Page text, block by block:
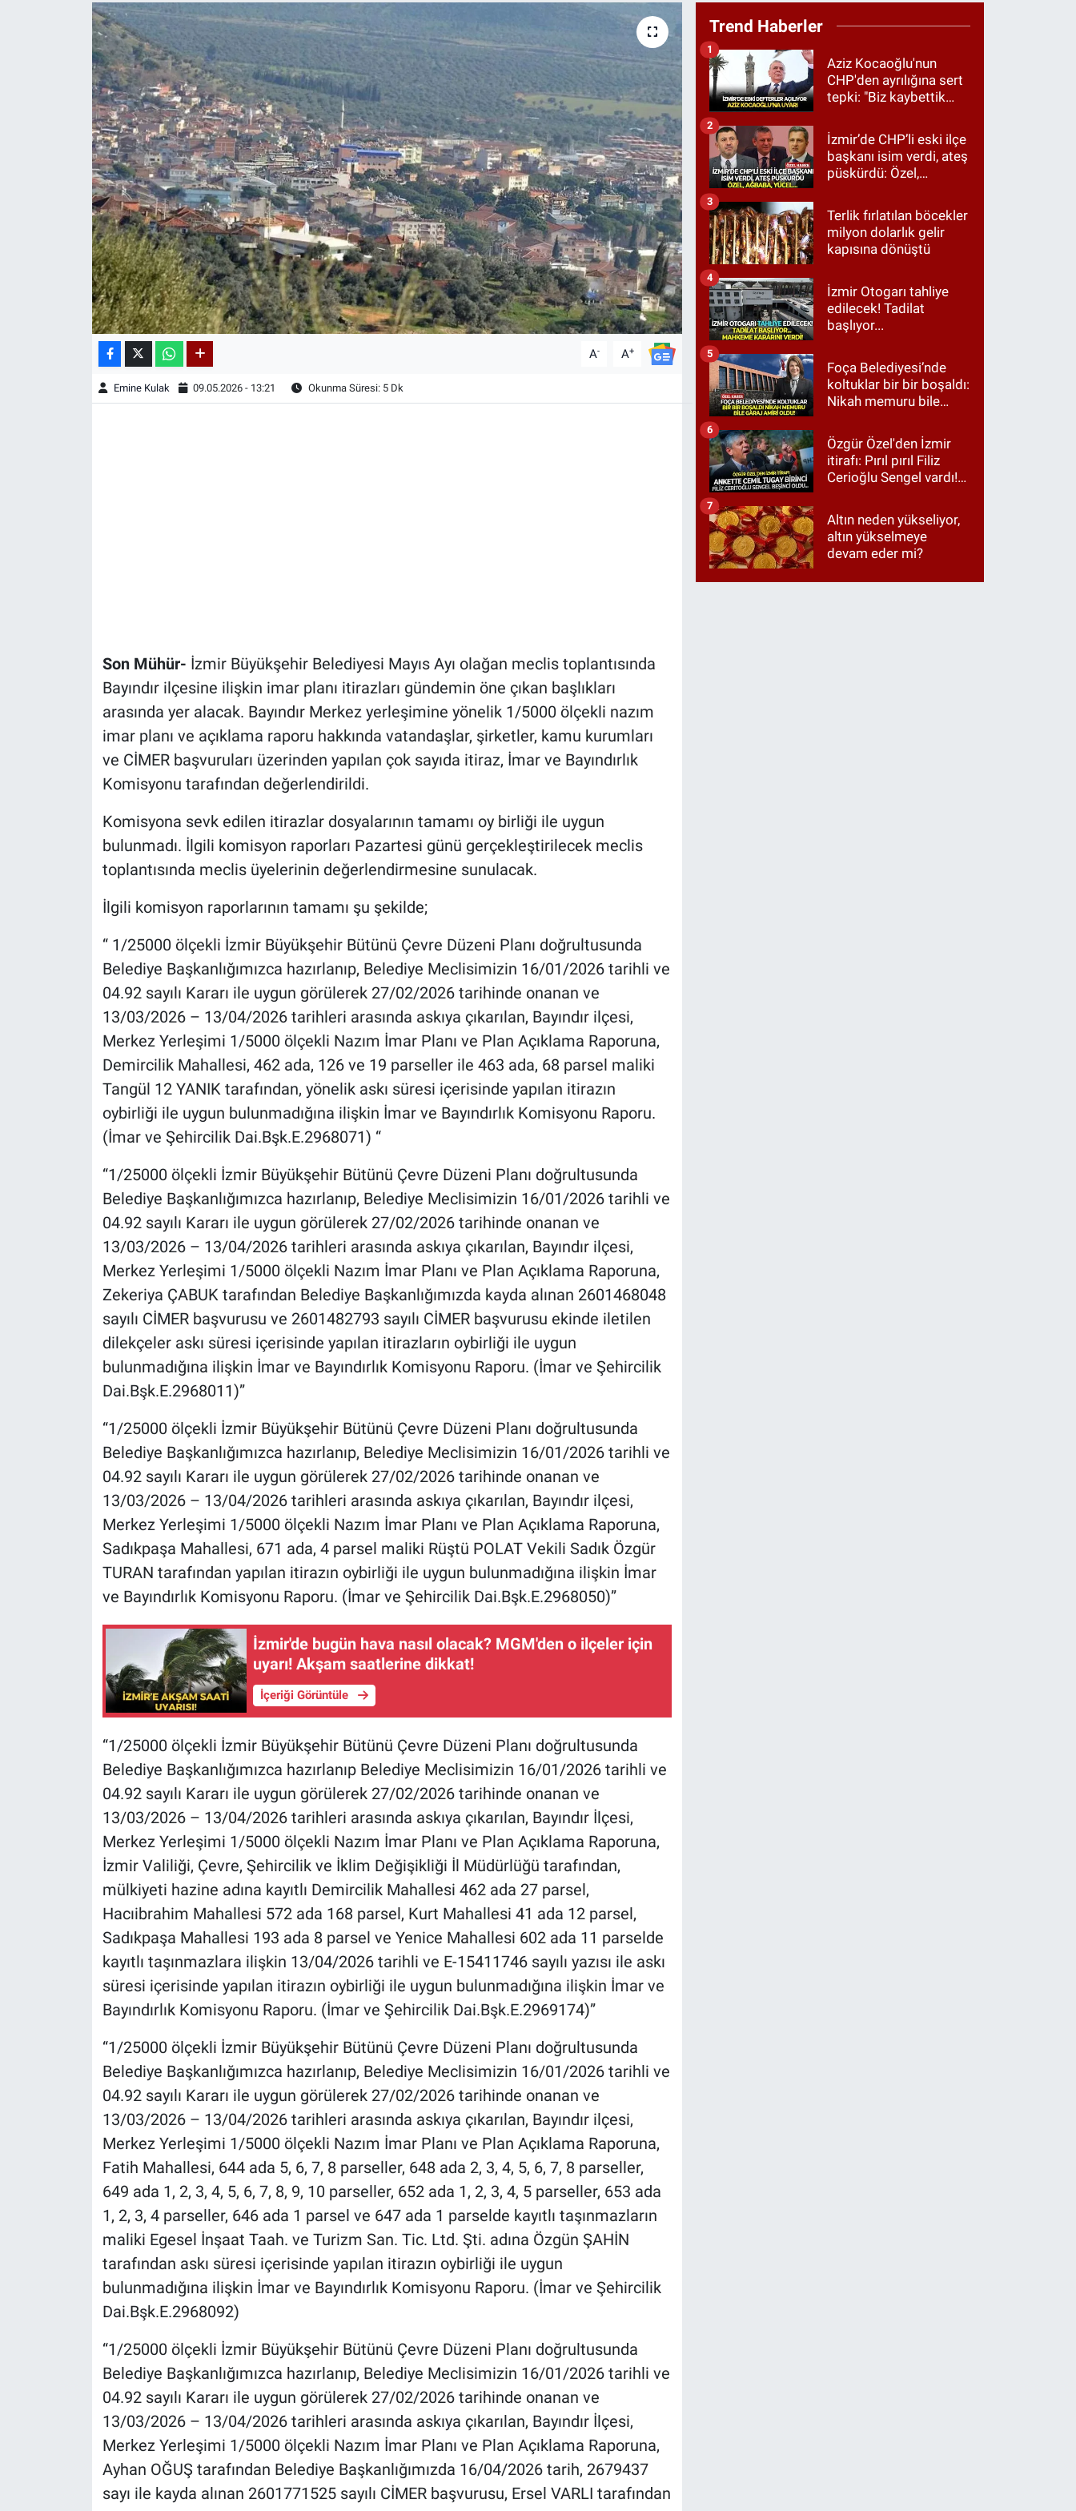
A- A+
Emine Kulak 09.05.2026 - 13:21 Okunma Süresi: 5 Dk
Son Mühür- İzmir Büyükşehir Belediyesi Mayıs Ayı olağan meclis toplantısında
Bayındır ilçesine ilişkin imar planı itirazları gündemin öne çıkan başlıkları
arasında yer alacak. Bayındır Merkez yerleşimine yönelik 1/5000 ölçekli nazım
imar planı ve açıklama raporu hakkında vatandaşlar, şirketler, kamu kurumları
ve CİMER başvuruları üzerinden yapılan çok sayıda itiraz, İmar ve Bayındırlık
Komisyonu tarafından değerlendirildi.
Komisyona sevk edilen itirazlar dosyalarının tamamı oy birliği ile uygun
bulunmadı. İlgili komisyon raporları Pazartesi günü gerçekleştirilecek meclis
toplantısında meclis üyelerinin değerlendirmesine sunulacak.
İlgili komisyon raporlarının tamamı şu şekilde;
“ 1/25000 ölçekli İzmir Büyükşehir Bütünü Çevre Düzeni Planı doğrultusunda
Belediye Başkanlığımızca hazırlanıp, Belediye Meclisimizin 16/01/2026 tarihli ve
04.92 sayılı Kararı ile uygun görülerek 27/02/2026 tarihinde onanan ve
13/03/2026 – 13/04/2026 tarihleri arasında askıya çıkarılan, Bayındır ilçesi,
Merkez Yerleşimi 1/5000 ölçekli Nazım İmar Planı ve Plan Açıklama Raporuna,
Demircilik Mahallesi, 462 ada, 126 ve 19 parseller ile 463 ada, 68 parsel maliki
Tangül 12 YANIK tarafından, yönelik askı süresi içerisinde yapılan itirazın
oybirliği ile uygun bulunmadığına ilişkin İmar ve Bayındırlık Komisyonu Raporu.
(İmar ve Şehircilik Dai.Bşk.E.2968071) “
“1/25000 ölçekli İzmir Büyükşehir Bütünü Çevre Düzeni Planı doğrultusunda
Belediye Başkanlığımızca hazırlanıp, Belediye Meclisimizin 16/01/2026 tarihli ve
04.92 sayılı Kararı ile uygun görülerek 27/02/2026 tarihinde onanan ve
13/03/2026 – 13/04/2026 tarihleri arasında askıya çıkarılan, Bayındır ilçesi,
Merkez Yerleşimi 1/5000 ölçekli Nazım İmar Planı ve Plan Açıklama Raporuna,
Zekeriya ÇABUK tarafından Belediye Başkanlığımızda kayda alınan 2601468048
sayılı CİMER başvurusu ve 2601482793 sayılı CİMER başvurusu ekinde iletilen
dilekçeler askı süresi içerisinde yapılan itirazların oybirliği ile uygun
bulunmadığına ilişkin İmar ve Bayındırlık Komisyonu Raporu. (İmar ve Şehircilik
Dai.Bşk.E.2968011)”
“1/25000 ölçekli İzmir Büyükşehir Bütünü Çevre Düzeni Planı doğrultusunda
Belediye Başkanlığımızca hazırlanıp, Belediye Meclisimizin 16/01/2026 tarihli ve
04.92 sayılı Kararı ile uygun görülerek 27/02/2026 tarihinde onanan ve
13/03/2026 – 13/04/2026 tarihleri arasında askıya çıkarılan, Bayındır ilçesi,
Merkez Yerleşimi 1/5000 ölçekli Nazım İmar Planı ve Plan Açıklama Raporuna,
Sadıkpaşa Mahallesi, 671 ada, 4 parsel maliki Rüştü POLAT Vekili Sadık Özgür
TURAN tarafından yapılan itirazın oybirliği ile uygun bulunmadığına ilişkin İmar
ve Bayındırlık Komisyonu Raporu. (İmar ve Şehircilik Dai.Bşk.E.2968050)”
İzmir'de bugün hava nasıl olacak? MGM'den o ilçeler için
uyarı! Akşam saatlerine dikkat!
İçeriği Görüntüle
“1/25000 ölçekli İzmir Büyükşehir Bütünü Çevre Düzeni Planı doğrultusunda
Belediye Başkanlığımızca hazırlanıp Belediye Meclisimizin 16/01/2026 tarihli ve
04.92 sayılı Kararı ile uygun görülerek 27/02/2026 tarihinde onanan ve
13/03/2026 – 13/04/2026 tarihleri arasında askıya çıkarılan, Bayındır İlçesi,
Merkez Yerleşimi 1/5000 ölçekli Nazım İmar Planı ve Plan Açıklama Raporuna,
İzmir Valiliği, Çevre, Şehircilik ve İklim Değişikliği İl Müdürlüğü tarafından,
mülkiyeti hazine adına kayıtlı Demircilik Mahallesi 462 ada 27 parsel,
Hacıibrahim Mahallesi 572 ada 168 parsel, Kurt Mahallesi 41 ada 12 parsel,
Sadıkpaşa Mahallesi 193 ada 8 parsel ve Yenice Mahallesi 602 ada 11 parselde
kayıtlı taşınmazlara ilişkin 13/04/2026 tarihli ve E-15411746 sayılı yazısı ile askı
süresi içerisinde yapılan itirazın oybirliği ile uygun bulunmadığına ilişkin İmar ve
Bayındırlık Komisyonu Raporu. (İmar ve Şehircilik Dai.Bşk.E.2969174)”
“1/25000 ölçekli İzmir Büyükşehir Bütünü Çevre Düzeni Planı doğrultusunda
Belediye Başkanlığımızca hazırlanıp, Belediye Meclisimizin 16/01/2026 tarihli ve
04.92 sayılı Kararı ile uygun görülerek 27/02/2026 tarihinde onanan ve
13/03/2026 – 13/04/2026 tarihleri arasında askıya çıkarılan, Bayındır ilçesi,
Merkez Yerleşimi 1/5000 ölçekli Nazım İmar Planı ve Plan Açıklama Raporuna,
Fatih Mahallesi, 644 ada 5, 6, 7, 8 parseller, 648 ada 2, 3, 4, 5, 6, 7, 8 parseller,
649 ada 1, 2, 3, 4, 5, 6, 7, 8, 9, 10 parseller, 652 ada 1, 2, 3, 4, 5 parseller, 653 ada
1, 2, 3, 4 parseller, 646 ada 1 parsel ve 647 ada 1 parselde kayıtlı taşınmazların
maliki Egesel İnşaat Taah. ve Turizm San. Tic. Ltd. Şti. adına Özgün ŞAHİN
tarafından askı süresi içerisinde yapılan itirazın oybirliği ile uygun
bulunmadığına ilişkin İmar ve Bayındırlık Komisyonu Raporu. (İmar ve Şehircilik
Dai.Bşk.E.2968092)
“1/25000 ölçekli İzmir Büyükşehir Bütünü Çevre Düzeni Planı doğrultusunda
Belediye Başkanlığımızca hazırlanıp, Belediye Meclisimizin 16/01/2026 tarihli ve
04.92 sayılı Kararı ile uygun görülerek 27/02/2026 tarihinde onanan ve
13/03/2026 – 13/04/2026 tarihleri arasında askıya çıkarılan, Bayındır İlçesi,
Merkez Yerleşimi 1/5000 ölçekli Nazım İmar Planı ve Plan Açıklama Raporuna,
Ayhan OĞUŞ tarafından Belediye Başkanlığımızda 16/04/2026 tarih, 2679437
sayı ile kayda alınan 2601771525 sayılı CİMER başvurusu, Ersel VARLI tarafından
Trend Haberler
Aziz Kocaoğlu'nun
CHP'den ayrılığına sert
tepki: "Biz kaybettik
etmedik"
1
İzmir’de CHP’li eski ilçe
başkanı isim verdi, ateş
püskürdü: Özel,
2
Terlik fırlatılan böcekler
milyon dolarlık gelir
kapısına dönüştü
3
İzmir Otogarı tahliye
edilecek! Tadilat
başlıyor...
4
Foça Belediyesi’nde
koltuklar bir bir boşaldı:
Nikah memuru bile
5
Özgür Özel'den İzmir
itirafı: Pırıl pırıl Filiz
Cerioğlu Sengel vardı!
Tugay birinci çıktı
6
Altın neden yükseliyor,
altın yükselmeye
devam eder mi?
7